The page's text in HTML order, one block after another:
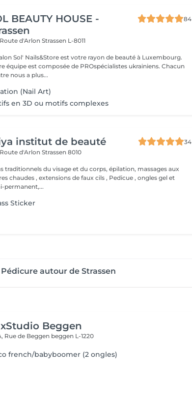
BEAUTY HOUSE -
84
Route d'ArlonStrassen L-8011
Sol' Nails&Store est votre rayon de beauté à Luxembourg.
équipe est composée de PROspécialistes ukrainiens. Chacun
nous a plus...
(Nail Art)
en 3D ou motifs complexes
institut de beauté
34
Route d'ArlonStrassen 8010
traditionnels du visage et du corps, épilation, massages aux
chaudes , extensions de faux cils , Pedicue , ongles gel et
permanent,...
Sticker
autour de Strassen
Beggen
Rue de Beggen beggen L-1220
french/babyboomer (2 ongles)